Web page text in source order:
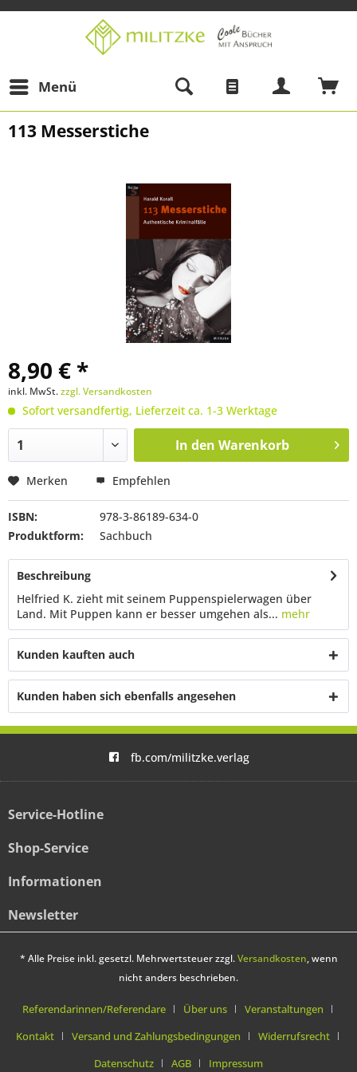
Menü
113 Messerstiche
8,90 € *
inkl. MwSt.zzgl. Versandkosten
Sofort versandfertig, Lieferzeit ca. 1-3 Werktage
In den Warenkorb
Merken Empfehlen
ISBN:
978-3-86189-634-0
Produktform:
Sachbuch
Beschreibung
Helfried K. zieht mit seinem Puppenspielerwagen über
Land. Mit Puppen kann er besser umgehen als... mehr
Kunden kauften auch
Kunden haben sich ebenfalls angesehen
fb.com/militzke.verlag
Service-Hotline
Shop-Service
Informationen
Newsletter
* Alle Preise inkl. gesetzl. Mehrwertsteuer zzgl.Versandkosten, wenn
nicht anders beschrieben.
Referendarinnen/Referendare Über uns
Veranstaltungen
Kontakt
Versand und Zahlungsbedingungen
Widerrufsrecht
Datenschutz
AGB Impressum